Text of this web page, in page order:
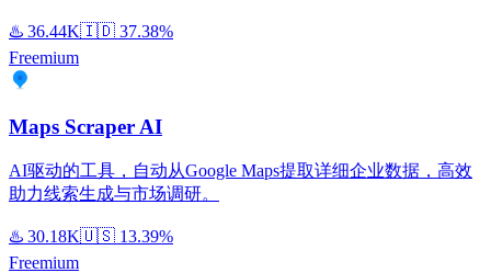
♨️ 36.44K🇮🇩 37.38%
Freemium
Maps Scraper AI
AI驱动的工具，自动从Google Maps提取详细企业数据，高效
助力线索生成与市场调研。
♨️ 30.18K🇺🇸 13.39%
Freemium